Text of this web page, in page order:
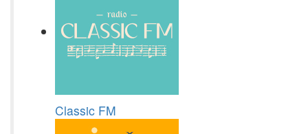
Classic FM